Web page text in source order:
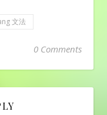
文法
0 Comments